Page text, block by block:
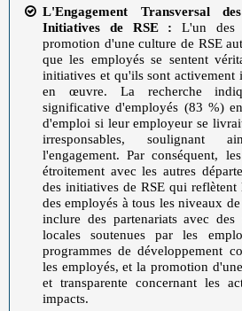
L'Engagement Transversal
Initiatives de RSE : L'un des
promotion d'une culture de RSE
que les employés se sentent
initiatives et qu'ils sont activement
en œuvre. La recherche
significative d'employés (83 %)
d'emploi si leur employeur se
irresponsables, soulignant
l'engagement. Par conséquent,
étroitement avec les autres
des initiatives de RSE qui reflètent
des employés à tous les niveaux
inclure des partenariats avec des
locales soutenues par les
programmes de développement
les employés, et la promotion
et transparente concernant les
impacts.